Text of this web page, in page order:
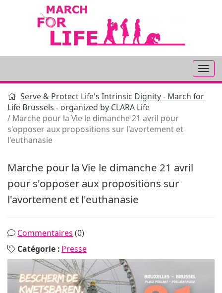
Serve & Protect Life's Intrinsic Dignity - March for
Life Brussels - organized by CLARA Life
Marche pour la Vie le dimanche 21 avril pour
s'opposer aux propositions sur l'avortement et
l'euthanasie
Marche pour la Vie le dimanche 21 avril
pour s'opposer aux propositions sur
l'avortement et l'euthanasie
Commentaires (0)
Catégorie : Presse